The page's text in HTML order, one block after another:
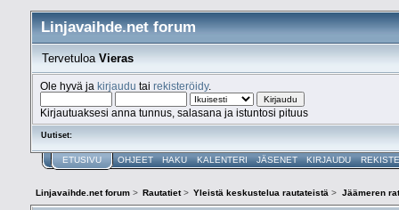
Linjavaihde.net forum
TervetuloaVieras
Ole hyvä ja kirjaudu tai rekisteröidy.
Kirjautuaksesi anna tunnus, salasana ja istuntosi pituus
Uutiset:
ETUSIVU OHJEET HAKU KALENTERI JÄSENET KIRJAUDU
Linjavaihde.net forum > Rautatiet> Yleistä keskustelua rautateistä > Jäämeren